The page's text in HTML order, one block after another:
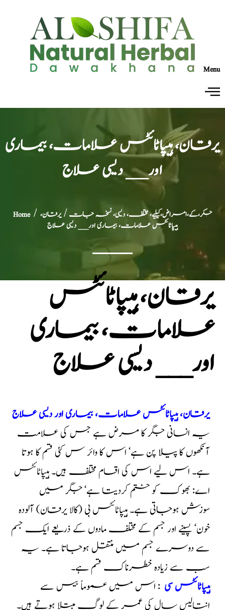
Menu
یرقان، ہیپاٹائٹس علامات، بیماری
اور___ دیسی علاج
Home/ جگر،کے،امراض،کیلیے، مختلف، دیسی، نسخہ جات / یرقان،
ہیپاٹائٹس علامات، بیماری اور___ دیسی علاج
یرقان، ہیپاٹائٹس
علامات، بیماری
اور___ دیسی علاج
یرقان، ہیپاٹائٹس علامات، بیماری اور دیسی علاج
یہ انسانی جگر کا مرض ہے جس کی علامت
آنکھوں کا پیلا پن ہے‘ اس کا وائر س کئی قسم کا ہوتا
ہے۔ اس لیے اس کی اقسام مختلف ہیں۔ ہیپاٹائٹس
اے: بھوک کو ختم کردیتا ہے‘ جگر میں
سوزش ہوجاتی ہے۔ ہیپاٹائٹس بی (کالا یرقان) آلودہ
خون‘ پسینے اور جسم کے مختلف مادوں کے ذریعے ایک جسم
سے دوسرے جسم میں منتقل ہوجاتا ہے۔ یہ
سب سے زیادہ خطرناک قسم ہے۔
ہیپاٹائٹس سی : اس میں عموماً بیس سے
انتالیس سال کی عمر کے لوگ مبتلا ہوتے ہیں۔